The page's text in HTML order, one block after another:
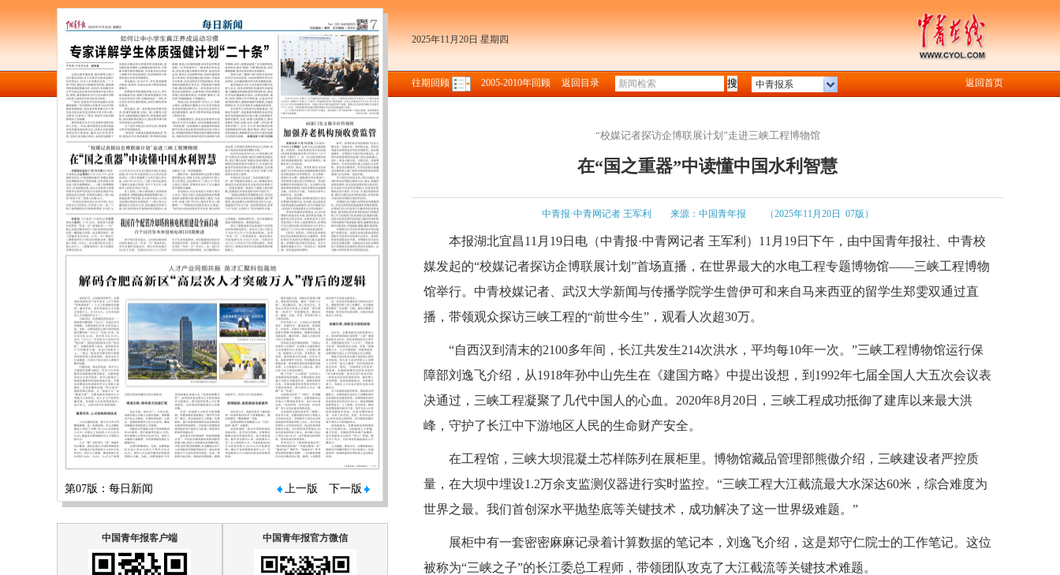
第07版：每日新闻 上一版 下一版
中国青年报客户端 中国青年报官方微信
2025年11月20日 星期四
往期回顾 2005-2010年回顾 返回目录 中青报系 返回首页
“校媒记者探访企博联展计划”走进三峡工程博物馆
在“国之重器”中读懂中国水利智慧
中青报·中青网记者 王军利 来源：中国青年报 （2025年11月20日 07版）
本报湖北宜昌11月19日电（中青报·中青网记者 王军利）11月19日下午，由中国青年报社、中青校
媒发起的“校媒记者探访企博联展计划”首场直播，在世界最大的水电工程专题博物馆——三峡工程博物
馆举行。中青校媒记者、武汉大学新闻与传播学院学生曾伊可和来自马来西亚的留学生郑雯双通过直
播，带领观众探访三峡工程的“前世今生”，观看人次超30万。
“自西汉到清末的2100多年间，长江共发生214次洪水，平均每10年一次。”三峡工程博物馆运行保
障部刘逸飞介绍，从1918年孙中山先生在《建国方略》中提出设想，到1992年七届全国人大五次会议表
决通过，三峡工程凝聚了几代中国人的心血。2020年8月20日，三峡工程成功抵御了建库以来最大洪
峰，守护了长江中下游地区人民的生命财产安全。
在工程馆，三峡大坝混凝土芯样陈列在展柜里。博物馆藏品管理部熊傲介绍，三峡建设者严控质
量，在大坝中埋设1.2万余支监测仪器进行实时监控。“三峡工程大江截流最大水深达60米，综合难度为
世界之最。我们首创深水平抛垫底等关键技术，成功解决了这一世界级难题。”
展柜中有一套密密麻麻记录着计算数据的笔记本，刘逸飞介绍，这是郑守仁院士的工作笔记。这位
被称为“三峡之子”的长江委总工程师，带领团队攻克了大江截流等关键技术难题。